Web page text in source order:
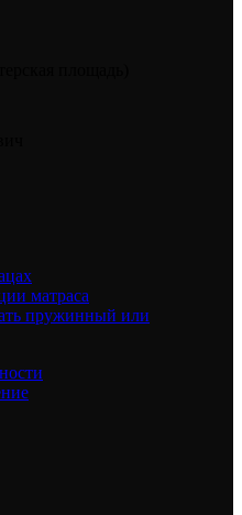
матраса
пружинный или